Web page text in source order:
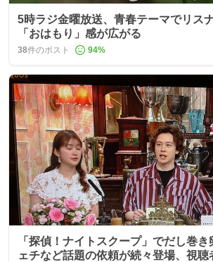
5時ラジ金曜放送、青春テーマでリス
「おはもり」感が広がる
38件のポスト 94%
「探偵！ナイトスクープ」でだし巻
ェチなど話題の依頼が続々登場、視聴